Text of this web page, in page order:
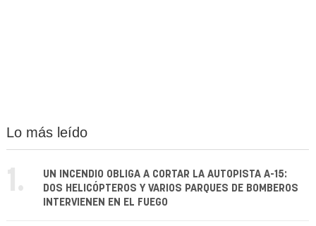
Lo más leído
1.
UN INCENDIO OBLIGA A CORTAR LA AUTOPISTA A-15:
DOS HELICÓPTEROS Y VARIOS PARQUES DE BOMBEROS
INTERVIENEN EN EL FUEGO